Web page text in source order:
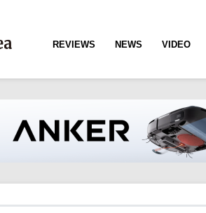
REVIEWS NEWS VIDEO